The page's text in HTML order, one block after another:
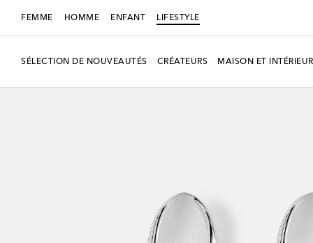
FEMME HOMME ENFANT LIFESTYLE
SÉLECTION DE NOUVEAUTÉS CRÉATEURS MAISON ET INTÉRIEUR